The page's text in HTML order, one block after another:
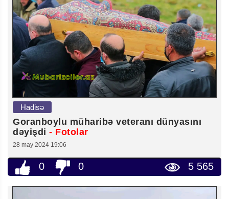
Hadisə
Goranboylu müharibə veteranı dünyasını
dəyişdi - Fotolar
28 may 2024 19:06
0 0 5 565